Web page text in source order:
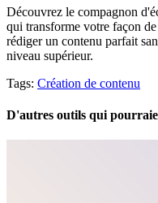
Découvrez le compagnon
qui transforme votre façon
rédiger un contenu parfait
niveau supérieur.
Tags: Création de contenu
D'autres outils qui